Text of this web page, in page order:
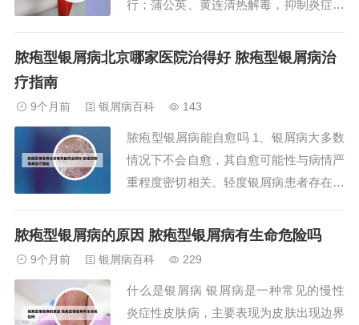
行；蒲公英、黄连清热解毒，抑制炎症反
冬滋阴润燥，缓解血热伤阴。 脓疱型配
干燥结痂，病程较长。治疗以清热燥湿、
解毒排脓为...
脓疱型银屑病北京哪家医院治得好 脓疱型银屑病治
疗指南
9个月前 银屑病百科 143
脓疱型银屑病能自愈吗 1、银屑病大多数
情况下不会自愈，其自愈可能性与病情严
重程度密切相关。轻度银屑病患者存在自
皮损，症状较轻。若能通过调整生活方式
自行调节，使病情逐渐缓解甚至消退。
2、脓疱型银...
脓疱型银屑病的原因 脓疱型银屑病有生命危险吗
9个月前 银屑病百科 229
什么是银屑病 银屑病是一种常见的慢性
炎症性皮肤病，主要表现为皮肤出现边界